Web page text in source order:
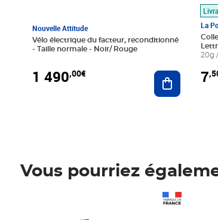
Nouvelle Attitude
Vélo électrique du facteur, reconditionné
- Taille normale - Noir/ Rouge
1 490,00€ Ajouter au
La
20g
7
Vous pourriez